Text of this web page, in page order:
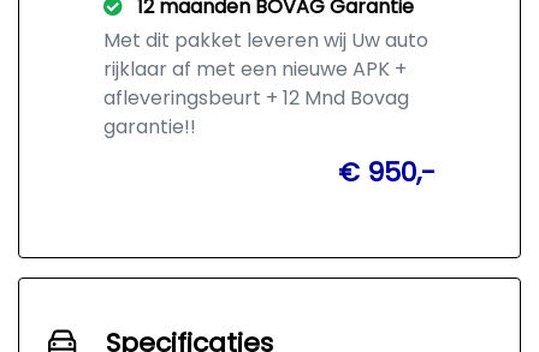
12 maanden BOVAG Garantie
Met dit pakket leveren wij Uw auto
rijklaar af met een nieuwe APK +
afleveringsbeurt + 12 Mnd Bovag
garantie!!
€ 950,-
Specificaties